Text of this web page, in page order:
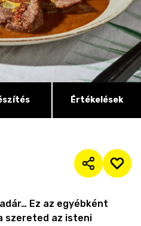
Értékelések
Ez az egyébként
szereted az isteni